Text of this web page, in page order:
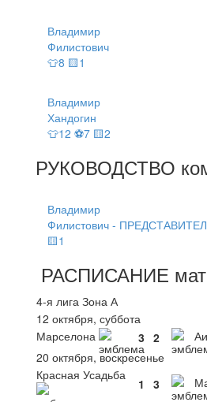
Владимир
Филистович
👕8 🟨1
Владимир
Хандогин
👕12 ⚽7 🟨2
РУКОВОДСТВО
Владимир
Филистович -
🟨1
РАСПИСАНИЕ
4-я лига Зона А
12 октября, суббота
Марселона
3 2
20 октября, воскресенье
Красная Усадьба
1 3